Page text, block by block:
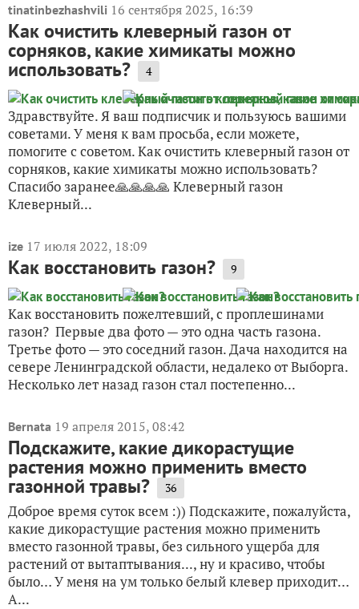
tinatinbezhashvili 16 сентября 2025, 16:39
Как очистить клеверный газон от
сорняков, какие химикаты можно
использовать? 4
Здравствуйте. Я ваш подписчик и пользуюсь вашими
советами. У меня к вам просьба, если можете,
помогите с советом. Как очистить клеверный газон от
сорняков, какие химикаты можно использовать?
Спасибо заранее🙏🙏🙏🙏 Клеверный газон
Клеверный...
ize 17 июля 2022, 18:09
Как восстановить газон? 9
Как восстановить пожелтевший, с проплешинами
газон? Первые два фото — это одна часть газона.
Третье фото — это соседний газон. Дача находится на
севере Ленинградской области, недалеко от Выборга.
Несколько лет назад газон стал постепенно...
Bernata 19 апреля 2015, 08:42
Подскажите, какие дикорастущие
растения можно применить вместо
газонной травы? 36
Доброе время суток всем :)) Подскажите, пожалуйста,
какие дикорастущие растения можно применить
вместо газонной травы, без сильного ущерба для
растений от вытаптывания..., ну и красиво, чтобы
было… У меня на ум только белый клевер приходит…
А...